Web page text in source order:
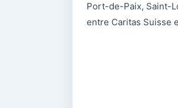
Port-de-Paix, Saint-
entre Caritas Suisse